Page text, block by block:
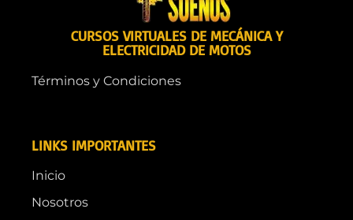
CURSOS VIRTUALES DE MECÁNICA Y
ELECTRICIDAD DE MOTOS
Términos y Condiciones
LINKS IMPORTANTES
Inicio
Nosotros